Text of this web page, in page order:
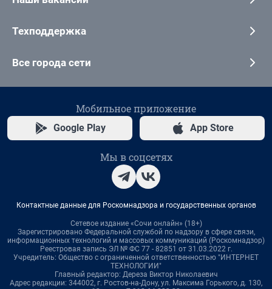
Техподдержка
Все города сети
Мобильное приложение
Google Play App Store
Мы в соцсетях
Контактные данные для Роскомнадзора и государственных органов
Сетевое издание «Сочи онлайн» (18+)
Зарегистрировано Федеральной службой по надзору в сфере связи,
информационных технологий и массовых коммуникаций (Роскомнадзор)
Реестровая запись ЭЛ № ФС 77 - 82851 от 31.03.2022 г.
Учредитель: Общество с ограниченной ответственностью "ИНТЕРНЕТ
ТЕХНОЛОГИИ"
Главный редактор: Дереза Виктор Николаевич
Адрес редакции: 344002, г. Ростов-на-Дону, ул. Максима Горького, д. 130,